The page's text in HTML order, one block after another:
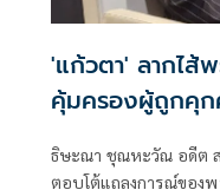
'แก้วตา' ลากไส้
คุ้มครองผู้ถูกคุก
ธิษะณา ชุณหะวัณ อดีต
ตอบโต้แถลงการณ์ของพ